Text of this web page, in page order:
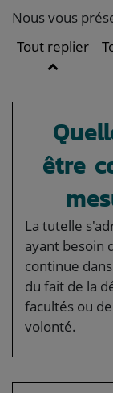
Nous vous
Tout replier
être
La tutelle
ayant besoin
continue
du fait de la
facultés ou
volonté.